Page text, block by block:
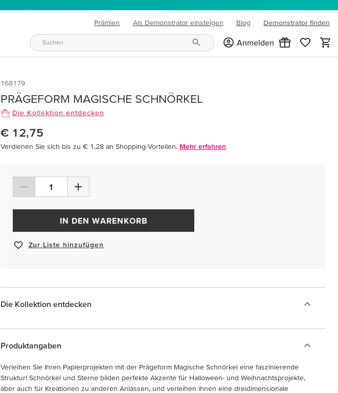
Prämien Als Demonstrator einsteigen Blog
(opens in new tab)
Demonstrator finden
Anmelden
168179
PRÄGEFORM MAGISCHE SCHNÖRKEL
Die Kollektion entdecken
€ 12,75
Verdienen Sie sich bis zu € 1,28 an Shopping-Vorteilen. Mehr erfahren
IN DEN WARENKORB
Zur Liste hinzufügen
Die Kollektion entdecken
Produktangaben
Verleihen Sie Ihren Papierprojekten mit der Prägeform Magische Schnörkel eine faszinierende
Struktur! Schnörkel und Sterne bilden perfekte Akzente für Halloween- und Weihnachtsprojekte,
aber auch für Kreationen zu anderen Anlässen, und verleihen ihnen eine dreidimensionale